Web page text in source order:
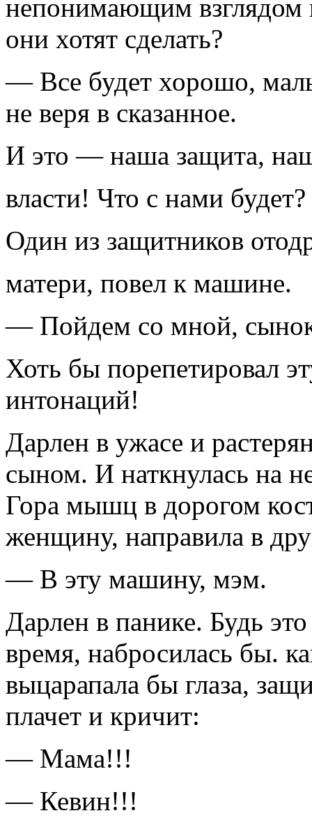
непонимающим взглядом
они хотят сде­лать?
— Все будет хорошо,
не веря в сказанное.
И это — наша защита,
власти! Что с нами будет?
Один из защитников
матери, повел к машине.
— Пойдем со мной,
Хоть бы порепетировал
интонаций!
Дарлен в ужасе и
сыном. И наткнулась на
Гора мышц в дорогом
женщину, на­правила в
— В эту машину, мэм.
Дарлен в панике. Будь
время, набросилась бы.
выцарапала бы гла­за,
плачет и кричит:
— Мама!!!
— Кевин!!!